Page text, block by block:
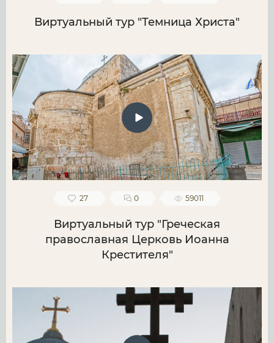
Виртуальный тур "Темница Христа"
27 0 59011
Виртуальный тур "Греческая
православная Церковь Иоанна
Крестителя"